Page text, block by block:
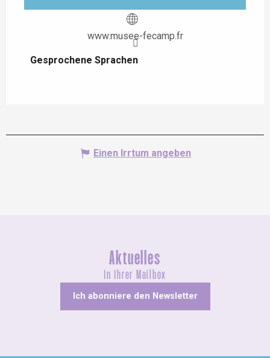
www.musee-fecamp.fr
Gesprochene Sprachen
Gesprochene Sprachen
Einen Irrtum angeben
Aktuelles
In Ihrer Mailbox
Ich abonniere den Newsletter